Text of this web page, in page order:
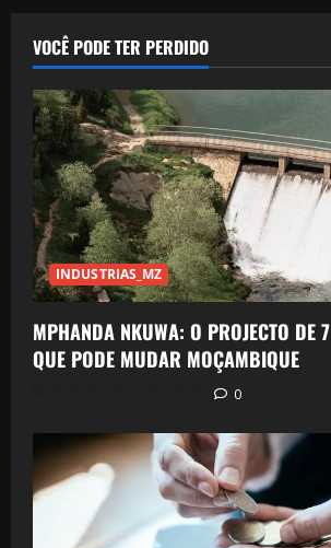
VOCÊ PODE TER PERDIDO
INDUSTRIAS_MZ
MPHANDA NKUWA: O PROJECTO DE
QUE PODE MUDAR MOÇAMBIQUE
0